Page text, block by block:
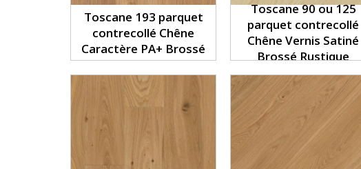
Toscane 193 parquet
contrecollé Chêne
Caractère PA+ Brossé
Toscane 90 ou 125
parquet contrecollé
Chêne Vernis Satiné
Brossé Rustique